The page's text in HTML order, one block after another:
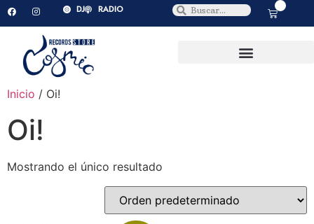
DJ RADIO
Inicio / Oi!
Oi!
Mostrando el único resultado